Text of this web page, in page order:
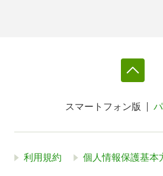
スマートフォン版
利用規約 個人情報保護基本